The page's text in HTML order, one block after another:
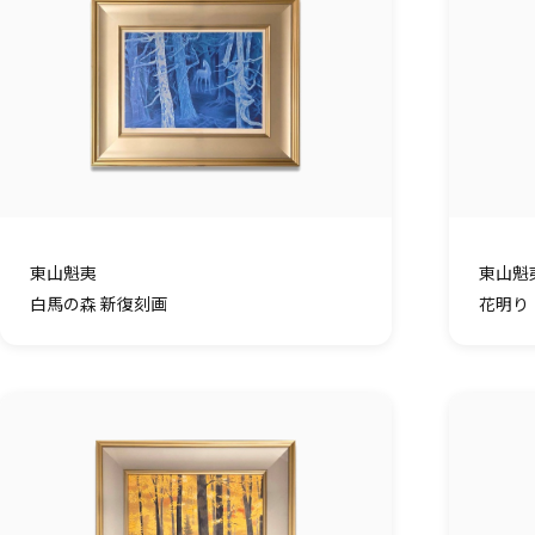
東山魁夷
白馬の森 新復刻画
東山魁
花明り